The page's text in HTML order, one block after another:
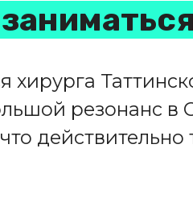
хирурга
резонанс в
действительно